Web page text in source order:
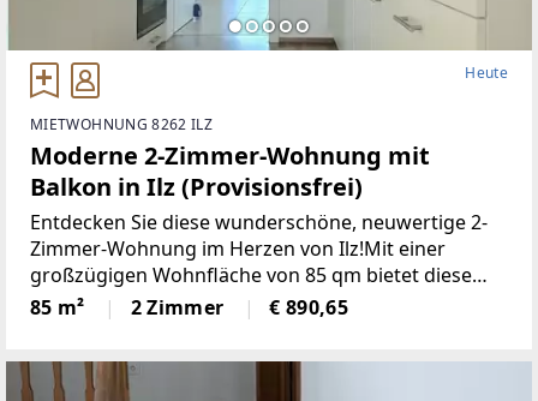
Heute
MIETWOHNUNG 8262 ILZ
Moderne 2-Zimmer-Wohnung mit
Balkon in Ilz (Provisionsfrei)
Entdecken Sie diese wunderschöne, neuwertige 2-
Zimmer-Wohnung im Herzen von Ilz!Mit einer
großzügigen Wohnfläche von 85 qm bietet diese
Wohnung den idealen Raumfür Singles oder Paare.
Die lichtdurchfluteten Räume überzeugen durch
85 m² 2 Zimmer € 890,65